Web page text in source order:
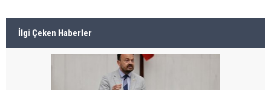
İlgi Çeken Haberler